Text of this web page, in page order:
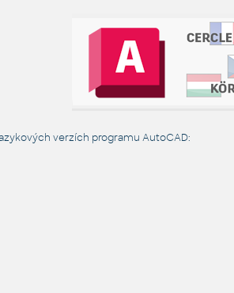
verzích programu AutoCAD: